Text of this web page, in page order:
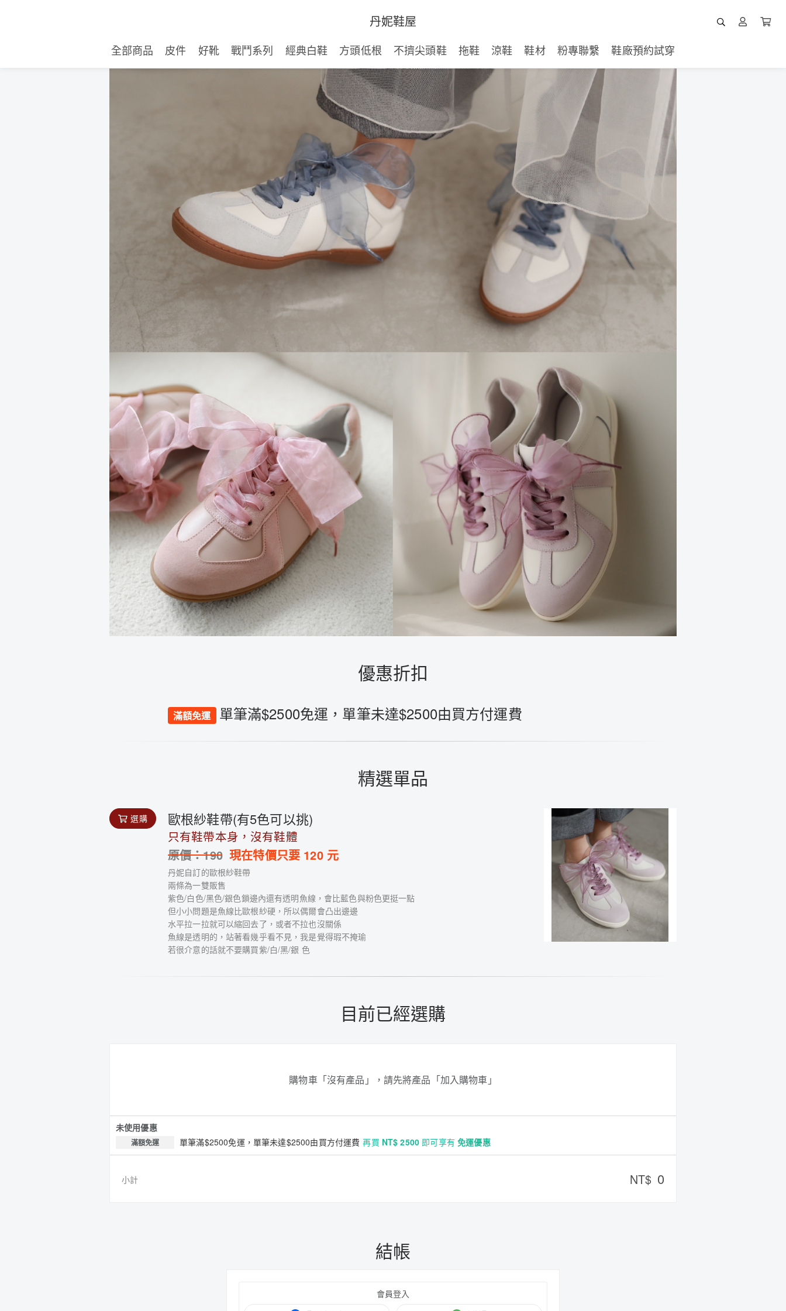
丹妮鞋屋
全部商品 皮件 好靴 戰鬥系列 經典白鞋 方頭低根 不擠尖頭鞋 拖鞋 涼鞋 鞋材 粉專聯繫 鞋廠預約試穿
優惠折扣
滿額免運 單筆滿$2500免運，單筆未達$2500由買方付運費
精選單品
歐根紗鞋帶(有5色可以挑)
只有鞋帶本身，沒有鞋體
原價：190 現在特價只要 120元
丹妮自訂的歐根紗鞋帶
兩條為一雙販售
紫色/白色/黑色/銀色鎖邊內還有透明魚線，會比藍色與粉色更挺一點
但小小問題是魚線比歐根紗硬，所以偶爾會凸出邊邊
水平拉一拉就可以縮回去了，或者不拉也沒關係
魚線是透明的，站著看幾乎看不見，我是覺得瑕不掩瑜
若很介意的話就不要購買紫/白/黑/銀 色
選購
目前已經選購
購物車「沒有產品」，請先將產品「加入購物車」
未使用優惠
滿額免運 單筆滿$2500免運，單筆未達$2500由買方付運費 再買 NT$ 2500 即可享有免運優惠
小計 NT$ 0
結帳
會員登入